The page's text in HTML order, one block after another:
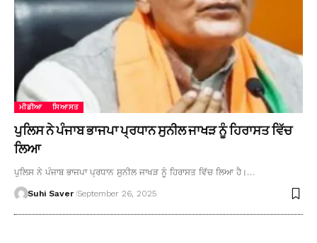
ਮੀਡੀਆ ਸਿਆਸਤ
ਪੁਲਿਸ ਨੇ ਪੰਜਾਬ ਭਾਜਪਾ ਪ੍ਰਧਾਨ ਸੁਨੀਲ ਜਾਖੜ ਨੂੰ ਹਿਰਾਸਤ ਵਿੱਚ
ਲਿਆ
ਪੁਲਿਸ ਨੇ ਪੰਜਾਬ ਭਾਜਪਾ ਪ੍ਰਧਾਨ ਸੁਨੀਲ ਜਾਖੜ ਨੂੰ ਹਿਰਾਸਤ ਵਿੱਚ ਲਿਆ ਹੈ।…
Suhi Saver September 26, 2025